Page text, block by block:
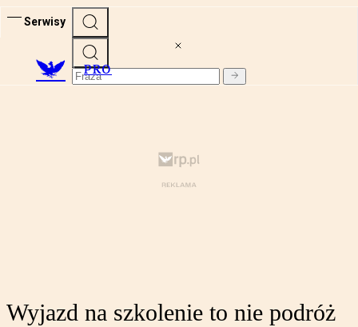
Serwisy
PRO
Wyjazd na szkolenie to nie podróż